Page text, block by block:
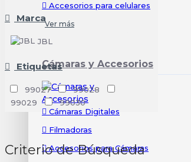
Accesorios para celulares
Ver más
Cámaras y Accesorios
Cámaras Digitales
Filmadoras
Accesorios para Cámaras
Marca
JBL
Etiquetas
99027
99028
99029
99030
Criterio de Búsqueda